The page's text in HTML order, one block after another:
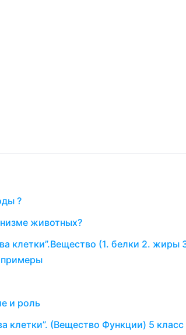
?
животных?
клетки”.Вещество (1. белки 2. жиры
и роль
клетки”. (Вещество Функции) 5